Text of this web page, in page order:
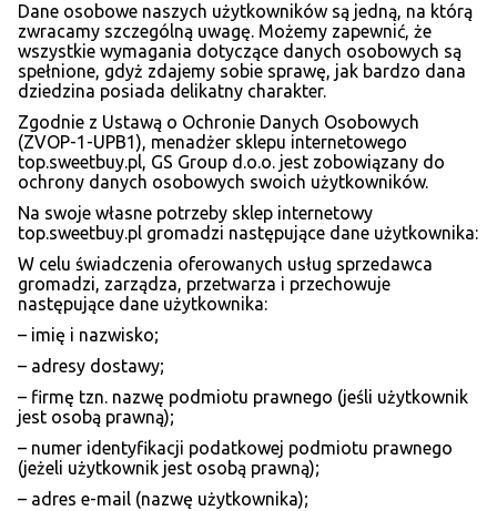
Dane osobowe naszych użytkowników są jedną, na którą
zwracamy szczególną uwagę. Możemy zapewnić, że
wszystkie wymagania dotyczące danych osobowych są
spełnione, gdyż zdajemy sobie sprawę, jak bardzo dana
dziedzina posiada delikatny charakter.
Zgodnie z Ustawą o Ochronie Danych Osobowych
(ZVOP-1-UPB1), menadżer sklepu internetowego
top.sweetbuy.pl, GS Group d.o.o. jest zobowiązany do
ochrony danych osobowych swoich użytkowników.
Na swoje własne potrzeby sklep internetowy
top.sweetbuy.pl gromadzi następujące dane użytkownika:
W celu świadczenia oferowanych usług sprzedawca
gromadzi, zarządza, przetwarza i przechowuje
następujące dane użytkownika:
– imię i nazwisko;
– adresy dostawy;
– firmę tzn. nazwę podmiotu prawnego (jeśli użytkownik
jest osobą prawną);
– numer identyfikacji podatkowej podmiotu prawnego
(jeżeli użytkownik jest osobą prawną);
– adres e-mail (nazwę użytkownika);